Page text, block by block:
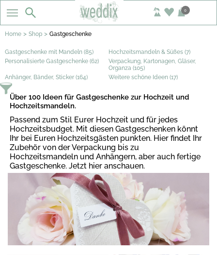
0
Home > Shop > Gastgeschenke
Gastgeschenke mit Mandeln (85)
Hochzeitsmandeln & Süßes (7)
Personalisierte Gastgeschenke (62)
Verpackung, Kartonagen, Gläser,
Organza (105)
Anhänger, Bänder, Sticker (164)
Weitere schöne Ideen (17)
Über 100 Ideen für Gastgeschenke zur Hochzeit und
Hochzeitsmandeln.
Passend zum Stil Eurer Hochzeit und für jedes
Hochzeitsbudget. Mit diesen Gastgeschenken könnt
Ihr bei Euren Hochzeitsgästen punkten. Hier findet Ihr
Zubehör von der Verpackung bis zu
Hochzeitsmandeln und Anhängern, aber auch fertige
Gastgeschenke. Jetzt hier anschauen.